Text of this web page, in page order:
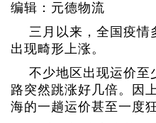
编辑：元德物流
三月以来，全国疫情
出现畸形上涨。
不少地区出现运价至
路突然跳涨好几倍。因
海的一趟运价甚至一度